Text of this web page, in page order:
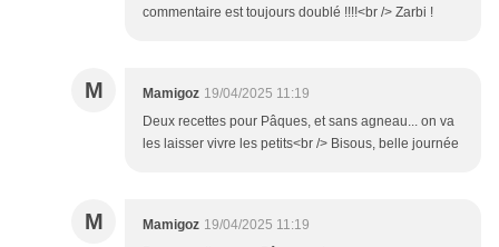
commentaire est toujours doublé !!!!<br /> Zarbi !
M Mamigoz 19/04/2025 11:19
Deux recettes pour Pâques, et sans agneau... on va
les laisser vivre les petits<br /> Bisous, belle journée
M Mamigoz 19/04/2025 11:19